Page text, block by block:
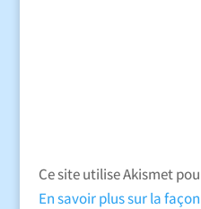
Ce site utilise Akismet
En savoir plus sur la